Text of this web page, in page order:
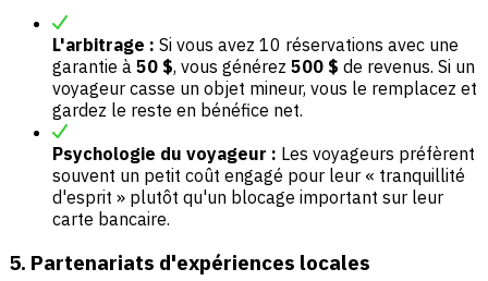
L'arbitrage : Si vous avez 10 réservations avec une
garantie à 50 $, vous générez 500 $ de revenus. Si un
voyageur casse un objet mineur, vous le remplacez et
gardez le reste en bénéfice net.
Psychologie du voyageur : Les voyageurs préfèrent
souvent un petit coût engagé pour leur « tranquillité
d'esprit » plutôt qu'un blocage important sur leur
carte bancaire.
5. Partenariats d'expériences locales